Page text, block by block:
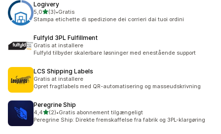
Logivery
5,0ud af 5 stjerner
(3)
3 anmeldelser i alt
•Gratis
Stampa etichette di spedizione dei corrieri dai tuoi ordini
Fulfyld 3PL Fulfillment
Gratis at installere
Fulfyld tilbyder skalerbare løsninger med enestående support
LCS Shipping Labels
Gratis at installere
Opret fragtlabels med QR-automatisering og masseudskrivning
Peregrine Ship
4,4ud af 5 stjerner
(2)
2 anmeldelser i alt
•Gratis abonnement tilgængeligt
Peregrine Ship: Direkte fremskaffelse fra fabrik og 3PL-klargøring